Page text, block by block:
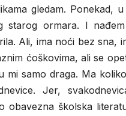
gledam. Ponekad,
ormara. I
Ali, ima noći bez sna,
ćoškovima, ali se
mi samo draga. Ma
Jer,
obavezna školska